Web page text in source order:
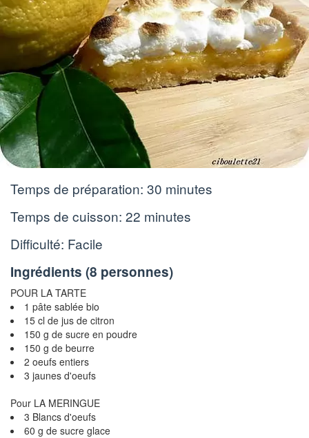
Temps de préparation: 30 minutes
Temps de cuisson: 22 minutes
Difficulté: Facile
Ingrédients (8 personnes)
POUR LA TARTE
1 pâte sablée bio
15 cl de jus de citron
150 g de sucre en poudre
150 g de beurre
2 oeufs entiers
3 jaunes d'oeufs
Pour LA MERINGUE
3 Blancs d'oeufs
60 g de sucre glace